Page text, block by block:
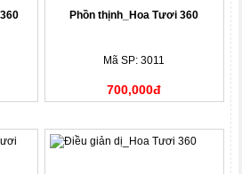
Phồn thịnh_Hoa Tươi 360
Mã SP: 3011
700,000đ